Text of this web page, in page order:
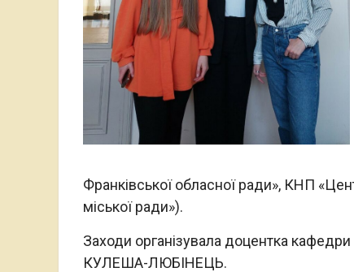
Франківської обласної ради», КНП
міської ради»).
Заходи організувала доцентка кафедри
КУЛЕША-ЛЮБІНЕЦЬ.